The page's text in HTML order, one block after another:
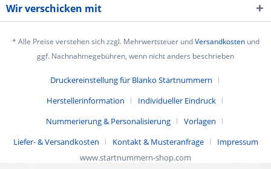
Wir verschicken mit
* Alle Preise verstehen sich zzgl. Mehrwertsteuer undVersandkostenund
ggf. Nachnahmegebühren, wenn nicht anders beschrieben
Druckereinstellung für Blanko Startnummern
Herstellerinformation
Individueller Eindruck
Nummerierung & Personalisierung
Vorlagen
Liefer- & Versandkosten
Kontakt & Musteranfrage
Impressum
www.startnummern-shop.com